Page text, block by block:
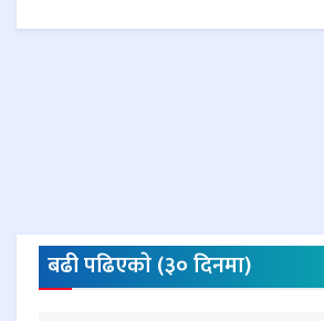
बढी पढिएकाे (३० दिनमा)